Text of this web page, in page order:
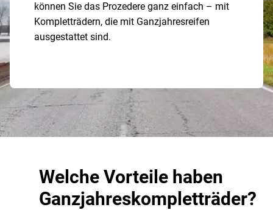
können Sie das Prozedere ganz einfach – mit
Kompletträdern, die mit Ganzjahresreifen
ausgestattet sind.
Welche Vorteile haben
Ganzjahreskompletträder?